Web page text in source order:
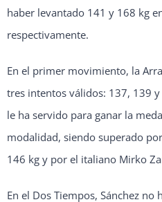
haber levantado 141 y 168 kg
respectivamente.
En el primer movimiento, la
tres intentos válidos: 137, 139
le ha servido para ganar la
modalidad, siendo superado
146 kg y por el italiano Mirko
En el Dos Tiempos, Sánchez